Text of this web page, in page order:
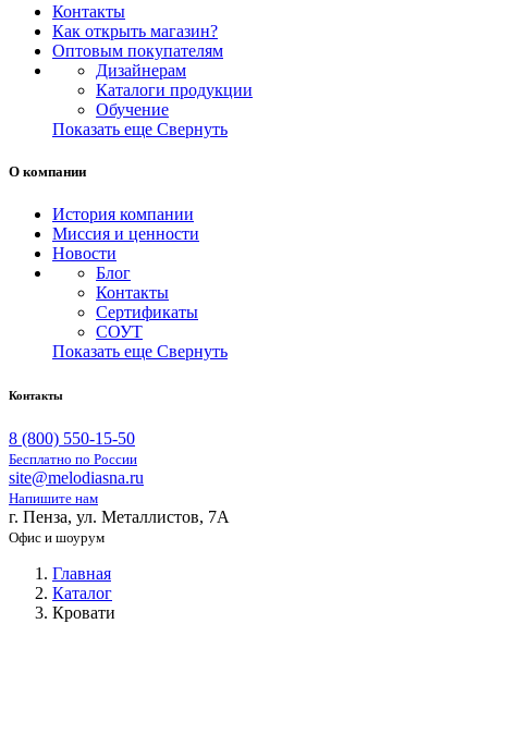
Контакты
Как открыть магазин?
Оптовым покупателям
Дизайнерам
Каталоги продукции
Обучение
Показать еще Свернуть
О компании
История компании
Миссия и ценности
Новости
Блог
Контакты
Сертификаты
СОУТ
Показать еще Свернуть
Контакты
8 (800) 550-15-50
Бесплатно по России
site@melodiasna.ru
Напишите нам
г. Пенза, ул. Металлистов, 7А
Офис и шоурум
Главная
Каталог
Кровати